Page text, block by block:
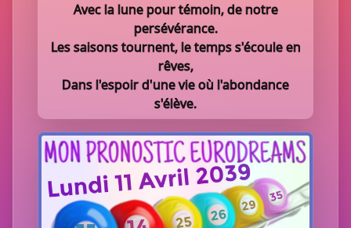
Avec la lune pour témoin, de notre
persévérance.
Les saisons tournent, le temps s'écoule en
rêves,
Dans l'espoir d'une vie où l'abondance
s'élève.